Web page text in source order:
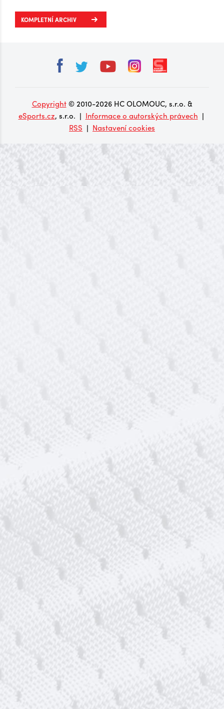
zima, říká o Plechárně
KOMPLETNÍ ARCHIV
Copyright© 2010-2026 HC OLOMOUC, s.r.o. &
eSports.cz, s.r.o. | Informace o autorských právech |
RSS | Nastavení cookies